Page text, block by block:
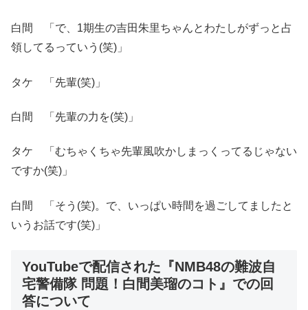
白間 「で、1期生の吉田朱里ちゃんとわたしがずっと占
領してるっていう(笑)」
タケ 「先輩(笑)」
白間 「先輩の力を(笑)」
タケ 「むちゃくちゃ先輩風吹かしまっくってるじゃない
ですか(笑)」
白間 「そう(笑)。で、いっぱい時間を過ごしてましたと
いうお話です(笑)」
YouTubeで配信された『NMB48の難波自
宅警備隊 問題！白間美瑠のコト』での回
答について